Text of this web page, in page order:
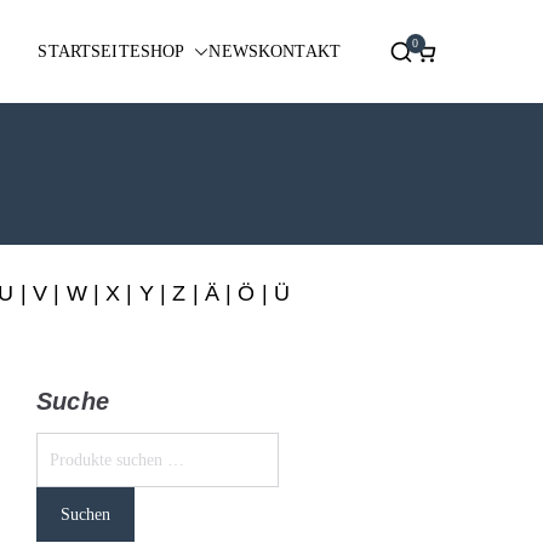
STARTSEITESHOP NEWSKONTAKT 0
U V W|X Y|Z Ä| Ö | Ü
Suche
Suchen